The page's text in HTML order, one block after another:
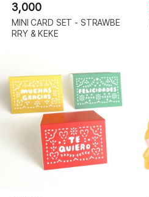
3,000
MINI CARD SET - STRAWBE
RRY & KEKE